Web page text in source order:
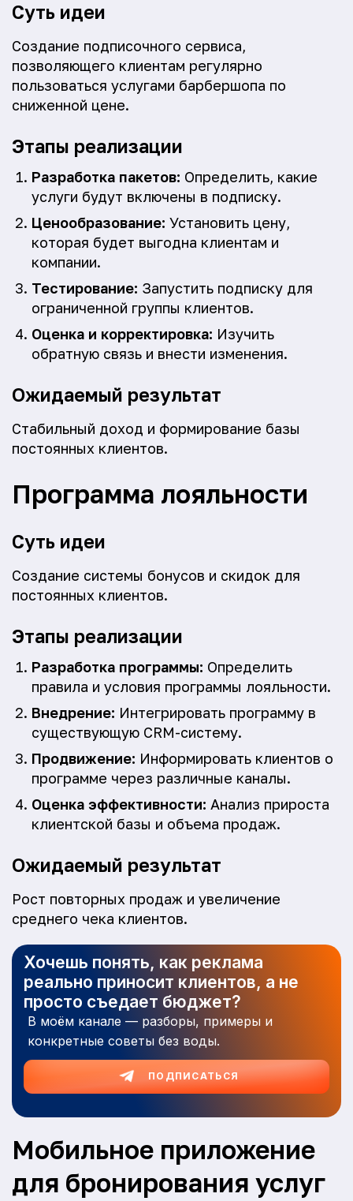
Суть идеи
Создание подписочного сервиса,
позволяющего клиентам регулярно
пользоваться услугами барбершопа по
сниженной цене.
Этапы реализации
Разработка пакетов: Определить, какие
услуги будут включены в подписку.
Ценообразование: Установить цену,
которая будет выгодна клиентам и
компании.
Тестирование: Запустить подписку для
ограниченной группы клиентов.
Оценка и корректировка: Изучить
обратную связь и внести изменения.
Ожидаемый результат
Стабильный доход и формирование базы
постоянных клиентов.
Программа лояльности
Суть идеи
Создание системы бонусов и скидок для
постоянных клиентов.
Этапы реализации
Разработка программы: Определить
правила и условия программы лояльности.
Внедрение: Интегрировать программу в
существующую CRM-систему.
Продвижение: Информировать клиентов о
программе через различные каналы.
Оценка эффективности: Анализ прироста
клиентской базы и объема продаж.
Ожидаемый результат
Рост повторных продаж и увеличение
среднего чека клиентов.
Хочешь понять, как реклама
реально приносит клиентов, а не
просто съедает бюджет?
В моём канале — разборы, примеры и
конкретные советы без воды.
ПОДПИСАТЬСЯ
Мобильное приложение
для бронирования услуг